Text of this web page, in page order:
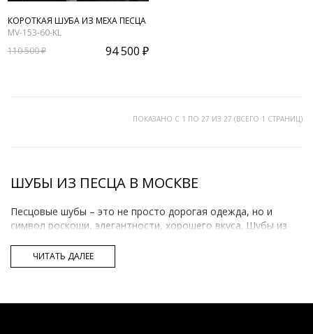
КОРОТКАЯ ШУБА ИЗ МЕХА ПЕСЦА
MV-153-60-KL
110 500 ₽
94 500 ₽
ПОКАЗАНО С 1 ПО 27 ИЗ 27 (ВСЕГО 1 СТРАНИЦ)
ШУБЫ ИЗ ПЕСЦА В МОСКВЕ
Песцовые шубы – это не просто дорогая одежда, но и
символ роскоши, элегантности, хорошего вкуса. Шубы из
но при этом долговечный, устойчивый к внешним
неблагоприятным факторам. Благодаря таким
ЧИТАТЬ ДАЛЕЕ